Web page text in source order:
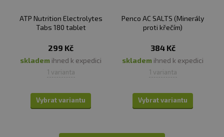
ATP Nutrition Electrolytes
Tabs 180 tablet
299 Kč
skladem ihned k expedici
1 varianta
Vybrat variantu
Penco AC SALTS (Minerály
proti křečím)
384 Kč
skladem ihned k expedici
1 varianta
Vybrat variantu